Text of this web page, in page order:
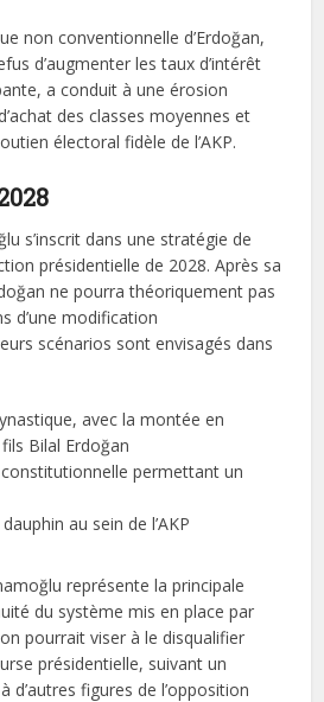
non conventionnelle d’Erdoğan,
d’augmenter les taux d’intérêt
a conduit à une érosion
des classes moyennes et
électoral fidèle de l’AKP.
s’inscrit dans une stratégie de
présidentielle de 2028. Après sa
ne pourra théoriquement pas
d’une modification
scénarios sont envisagés dans
avec la montée en
Bilal Erdoğan
permettant un
au sein de l’AKP
représente la principale
du système mis en place par
pourrait viser à le disqualifier
présidentielle, suivant un
d’autres figures de l’opposition